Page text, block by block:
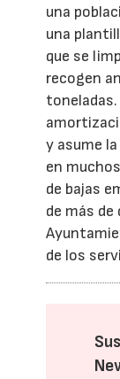
una
una
que se
recogen
toneladas.
y asume
en
de bajas
de más de
de los